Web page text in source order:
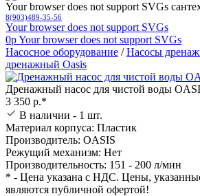
Your browser does not support SVGs
8(903)489-35-56
Your browser does not support SVGs
0pYour browser does not support SVGs
Насосное оборудование /Насосы
дренажный Oasis
Дренажный насос для чистой воды
3 350 р.*
В наличии - 1 шт.
Материал корпуса: Пластик
Производитель: OASIS
Режущий механизм: Нет
Производительность: 151 - 200 л/мин
* - Цена указана с НДС. Цены,
являются публичной офертой!